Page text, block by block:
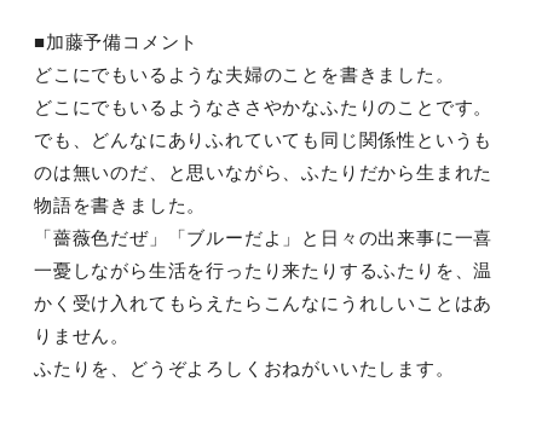
■加藤予備コメント
どこにでもいるような夫婦のことを書きました。
どこにでもいるようなささやかなふたりのことです。
でも、どんなにありふれていても同じ関係性というも
のは無いのだ、と思いながら、ふたりだから生まれた
物語を書きました。
「薔薇色だぜ」「ブルーだよ」と日々の出来事に一喜
一憂しながら生活を行ったり来たりするふたりを、温
かく受け入れてもらえたらこんなにうれしいことはあ
りません。
ふたりを、どうぞよろしくおねがいいたします。